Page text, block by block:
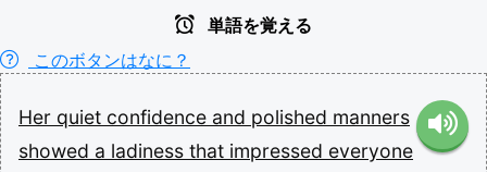
単語を覚える
このボタンはなに？
Her quiet confidence and polished manners
showed a ladiness that impressed everyone